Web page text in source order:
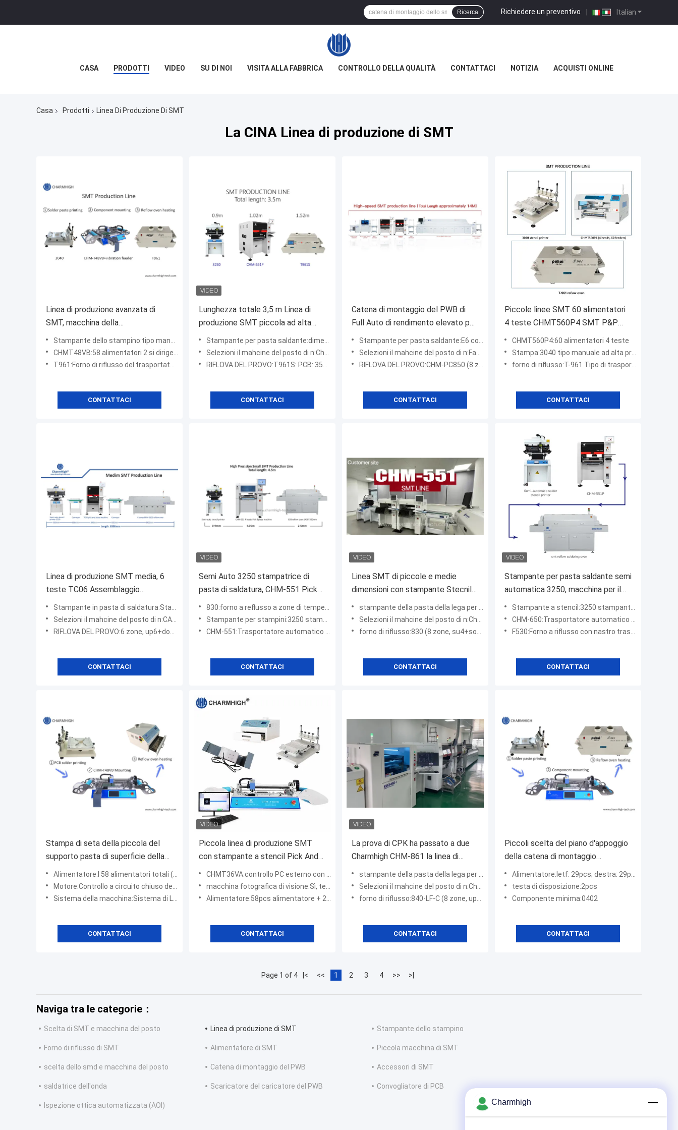
Italian
Richiedere un preventivo |
Ricerca
CASA PRODOTTI VIDEO SU DI NOI VISITA ALLA FABBRICA CONTROLLO DELLA QUALITÀ CONTATTACI NOTIZIA ACQUISTI ONLINE
Casa Prodotti Linea Di Produzione Di SMT
La CINA Linea di produzione di SMT
Linea di produzione avanzata di
SMT, macchina della
stampante/CHMT48VB Pnp di
3040 stampini/forno T961 di
riflusso
Stampante dello stampino:tipo manuale della stampante di alta precisione 3040
CHMT48VB:58 alimentatori 2 si dirige + sistema della visione
T961:Forno di riflusso del trasportatore, 6 zone
CONTATTACI
Lunghezza totale 3,5 m Linea di
produzione SMT piccola ad alta
precisione 0201, BGA, IC a 144 pin
Stampante per pasta saldante:dimensione del tavolo di lavoro 3250 (320*500mm)
Selezioni il mahcine del posto di n:Charmhigh CHM-551P (4 teste, 50 slot alimentatore)
RIFLOVA DEL PROVO:T961S: PCB: 350*1000 mm
CONTATTACI
Catena di montaggio del PWB di
Full Auto di rendimento elevato per
fabbricazione di elettronica
Stampante per pasta saldante:E6 completamente automatico
Selezioni il mahcine del posto di n:FascinoaltoTS10,TM08
RIFLOVA DEL PROVO:CHM-PC850 (8 zone, su8+giù8)
CONTATTACI
Piccole linee SMT 60 alimentatori
4 teste CHMT560P4 SMT P&P
Machine / Reflow Oven T961 /
Solder Paste Printer 3040
CHMT560P4:60 alimentatori 4 teste
Stampa:3040 tipo manuale ad alta precisione
forno di riflusso:T-961 Tipo di trasportatore
CONTATTACI
Linea di produzione SMT media, 6
teste TC06 Assemblaggio
completo PCB PCBA
Manufacturing
Stampante in pasta di saldatura:Stampante semi-auto a stencil 3250
Selezioni il mahcine del posto di n:CAMBHIGH TC06 (6 teste)
RIFLOVA DEL PROVO:6 zone, up6+down6
CONTATTACI
Semi Auto 3250 stampatrice di
pasta di saldatura, CHM-551 Pick
Place Machine, 830 Reflow Oven
830:forno a reflusso a zone di temperatura up4+down4 area di riscaldamento 1400x300mm
Stampante per stampini:3250 stampante stencil semi-automatica ad alta precisione
CHM-551:Trasportatore automatico a 4 teste 50 alimentatori con cambio ugello automatico
CONTATTACI
Linea SMT di piccole e medie
dimensioni con stampante Stecnil
3250 CHM-551 SMT Pick and
Place Machine 830 Reflow Oven
stampante della pasta della lega per saldatura:dimensione del tavolo di lavoro 3250 (320*500mm)
Selezioni il mahcine del posto di n:Charmhigh CHM-551 (4 teste, 50 slot per alimentatori)
forno di riflusso:830 (8 zone, su4+sotto4), 380v
CONTATTACI
Stampante per pasta saldante semi
automatica 3250, macchina per il
prelievo di CHM-551P SMT
Stampante a stencil:3250 stampante stencil semi-automatica ad alta precisione
CHM-650:Trasportatore automatico a 4 teste 50 alimentatori con cambio ugello automatico
F530:Forno a riflusso con nastro trasportatore, 5 zone di temperatura
CONTATTACI
Stampa di seta della piccola del
supporto pasta di superficie della
lega per saldatura, CHMT48VB Chip
Mounter, linea di produzione di SMT
del riscaldamento del PWB
Alimentatore:I 58 alimentatori totali (a destra e a sinistra), hanno messo più nastri
Motore:Controllo a circuito chiuso del motore di asse con encolder
Sistema della macchina:Sistema di Linux incluso
CONTATTACI
Piccola linea di produzione SMT
con stampante a stencil Pick And
Place Machine Reflow Oven 420
CHMT36VA:controllo PC esterno con sistema di finestre
macchina fotografica di visione:Sì, telecamere di visione su e giù
Alimentatore:58pcs alimentatore + 2 teste
CONTATTACI
La prova di CPK ha passato a due
Charmhigh CHM-861 la linea di
produzione completa di SMT
IPC9850 26000cph
stampante della pasta della lega per saldatura:GD450 automatico pieno
Selezioni il mahcine del posto di n:Charmhigh 861 (8 teste)
forno di riflusso:840-LF-C (8 zone, up8+down8)
CONTATTACI
Piccoli scelta del piano d'appoggio
della catena di montaggio
Chmt48vb del PWB e forno di
riflusso del posto T961
Alimentatore:letf: 29pcs; destra: 29pcs, 58pcs totale
testa di disposizione:2pcs
Componente minima:0402
CONTATTACI
Page 1 of 4 |< << 1 2 3 4 >> >|
Naviga tra le categorie：
Scelta di SMT e macchina del posto Linea di produzione di SMT Stampante dello stampino
Forno di riflusso di SMT Alimentatore di SMT Piccola macchina di SMT
scelta dello smd e macchina del posto Catena di montaggio del PWB Accessori di SMT
saldatrice dell'onda Scaricatore del caricatore del PWB Convogliatore di PCB
Ispezione ottica automatizzata (AOI) Charmhigh